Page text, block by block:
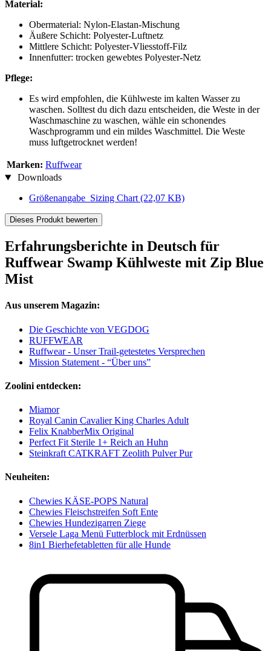
Material:
Obermaterial: Nylon-Elastan-Mischung
Äußere Schicht: Polyester-Luftnetz
Mittlere Schicht: Polyester-Vliesstoff-Filz
Innenfutter: trocken gewebtes Polyester-Netz
Pflege:
Es wird empfohlen, die Kühlweste im kalten Wasser zu
waschen. Solltest du dich dazu entscheiden, die Weste in der
Waschmaschine zu waschen, wähle ein schonendes
Waschprogramm und ein mildes Waschmittel. Die Weste
muss luftgetrocknet werden!
Marken: Ruffwear
Downloads
Größenangabe_Sizing Chart (22,07 KB)
Dieses Produkt bewerten
Erfahrungsberichte in Deutsch für
Ruffwear Swamp Kühlweste mit Zip Blue
Mist
Aus unserem Magazin:
Die Geschichte von VEGDOG
RUFFWEAR
Ruffwear - Unser Trail-getestetes Versprechen
Mission Statement - “Über uns”
Zoolini entdecken:
Miamor
Royal Canin Cavalier King Charles Adult
Felix KnabberMix Original
Perfect Fit Sterile 1+ Reich an Huhn
Steinkraft CATKRAFT Zeolith Pulver Pur
Neuheiten:
Chewies KÄSE-POPS Natural
Chewies Fleischstreifen Soft Ente
Chewies Hundezigarren Ziege
Versele Laga Menü Futterblock mit Erdnüssen
8in1 Bierhefetabletten für alle Hunde